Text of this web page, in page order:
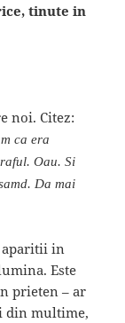
tinute in
noi. Citez:
ca era
Oau. Si
Da mai
aparitii in
Este
prieten – ar
din multime,